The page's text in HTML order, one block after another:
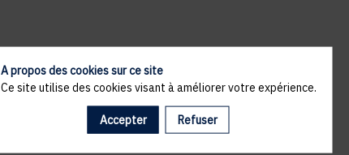
Il manque du contenu : rafraichissez votre navigateur
A propos des cookies sur ce site
Ce site utilise des cookies visant à améliorer votre expérience.
Accepter Refuser